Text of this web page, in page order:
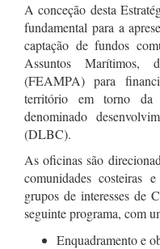
A conceção desta
fundamental para a
captação de fundos
Assuntos Marítimos,
(FEAMPA) para
território em torno
denominado
(DLBC).
As oficinas são
comunidades costeiras
grupos de interesses de
seguinte programa, com
Enquadramento e